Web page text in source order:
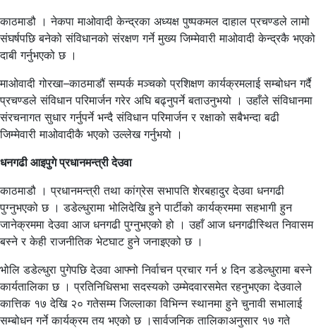
काठमाडौ । नेकपा माओवादी केन्द्रका अध्यक्ष पुष्पकमल दाहाल प्रचण्डले लामो
संघर्षपछि बनेको संविधानको संरक्षण गर्ने मुख्य जिम्मेवारी माओवादी केन्द्रकै भएको
दाबी गर्नुभएको छ ।
माओवादी गोरखा–काठमाडौं सम्पर्क मञ्चको प्रशिक्षण कार्यक्रमलाई सम्बोधन गर्दै
प्रचण्डले संविधान परिमार्जन गरेर अघि बढ्नुपर्ने बताउनुभयो । उहाँले संविधानमा
संरचनागत सुधार गर्नुपर्ने भन्दै संविधान परिमार्जन र रक्षाको सबैभन्दा बढी
जिम्मेवारी माओवादीकै भएको उल्लेख गर्नुभयो ।
धनगढी आइपुगे प्रधानमन्त्री देउवा
काठमाडौ । प्रधानमन्त्री तथा कांग्रेस सभापति शेरबहादुर देउवा धनगढी
पुग्नुभएको छ । डडेल्धुरामा भोलिदेखि हुने पार्टीको कार्यक्रममा सहभागी हुन
जानेक्रममा देउवा आज धनगढी पुग्नुभएको हो । उहाँ आज धनगढीस्थित निवासम
बस्ने र केही राजनीतिक भेटघाट हुने जनाइएको छ ।
भोलि डडेल्धुरा पुगेपछि देउवा आफ्नो निर्वाचन प्रचार गर्न ४ दिन डडेल्धुरामा बस्ने
कार्यतालिका छ । प्रतिनिधिसभा सदस्यको उम्मेदवारसमेत रहनुभएका देउवाले
कात्तिक १७ देखि २० गतेसम्म जिल्लाका विभिन्न स्थानमा हुने चुनावी सभालाई
सम्बोधन गर्ने कार्यक्रम तय भएको छ ।सार्वजनिक तालिकाअनुसार १७ गते